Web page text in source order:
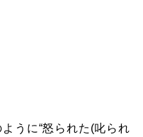
うに“怒られた(叱られ